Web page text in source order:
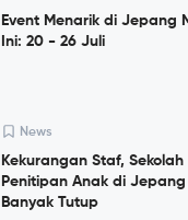
Event Menarik di Jepang
Ini: 20 - 26 Juli
News
Kekurangan Staf, Sekolah
Penitipan Anak di Jepang
Banyak Tutup